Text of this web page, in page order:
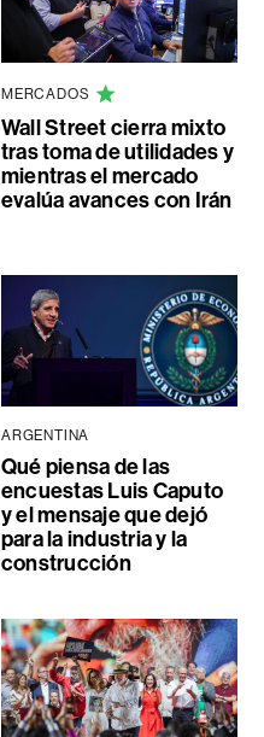
MERCADOS
Wall Street cierra mixto
tras toma de utilidades y
mientras el mercado
evalúa avances con Irán
ARGENTINA
Qué piensa de las
encuestas Luis Caputo
y el mensaje que dejó
para la industria y la
construcción